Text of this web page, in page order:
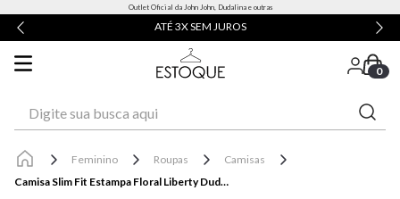
Outlet Oficial da John John, Dudalina e outras
ATÉ 3X SEM JUROS
0
Feminino Roupas
Camisas
Camisa Slim Fit Estampa Floral Liberty Dudalina Feminina